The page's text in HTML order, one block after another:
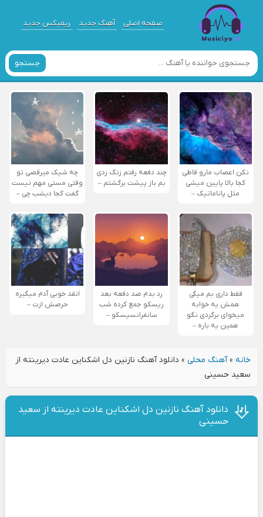
صفحه اصلی آهنگ جدید ریمیکس جدید
جستجو
نکن اعصاب مارو قاطی
کجا بالا پایین میشی
مثل پاناماتیک –
چند دفعه رفتم زنگ زدی
بم باز پیشت برگشتم –
چه شیک میرقصی تو
وقتی مستی مهم نیست
گفت کجا دیشب چی –
فقط داری بم میگی
همش یه خوابه
میخوای برگردی نگو
همین یه باره –
رد بدم صد دفعه بعد
ریسکو جمع کرده شب
سانفرانسیسکو –
انقد خوبی آدم میگیره
حرصش ازت –
خانه»آهنگ محلی» دانلود آهنگ نازنین دل اشکناین عادت دیرینته از
سعید حسینی
دانلود آهنگ نازنین دل اشکناین عادت دیرینته از سعید
حسینی